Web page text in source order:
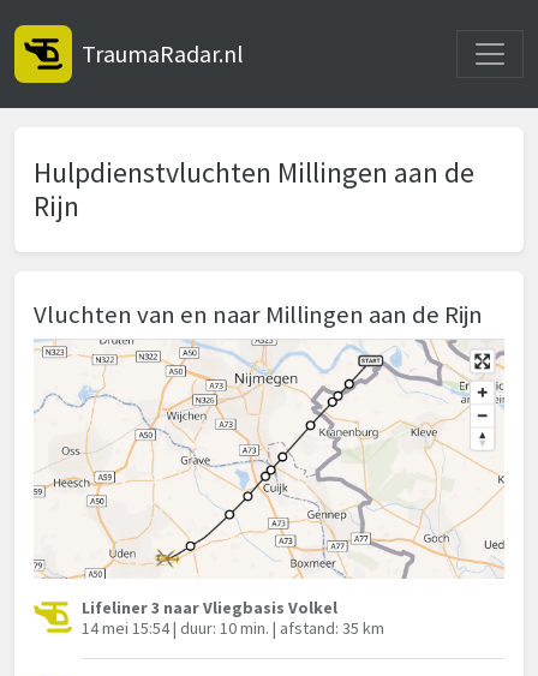
TraumaRadar.nl
Hulpdienstvluchten Millingen aan de
Rijn
Vluchten van en naar Millingen aan de Rijn
Lifeliner 3 naar Vliegbasis Volkel
14 mei 15:54 | duur: 10 min. | afstand: 35 km